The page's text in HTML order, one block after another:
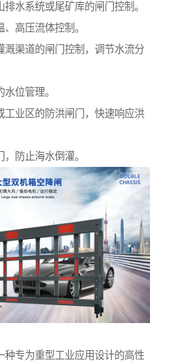
水系统或尾矿库的闸门控制。
高压流体控制。
溉渠道的闸门控制，调节水流分
位管理。
工业区的防洪闸门，快速响应洪
防止海水倒灌。
种专为重型工业应用设计的高性